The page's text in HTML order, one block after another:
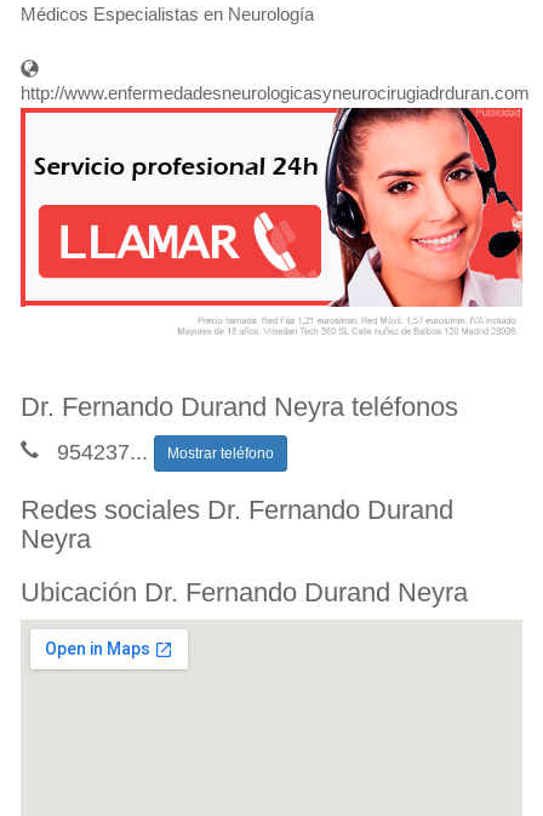
Médicos Especialistas en Neurología
http://www.enfermedadesneurologicasyneurocirugiadrduran.com
Dr. Fernando Durand Neyra teléfonos
954237... Mostrar teléfono
Redes sociales Dr. Fernando Durand
Neyra
Ubicación Dr. Fernando Durand Neyra